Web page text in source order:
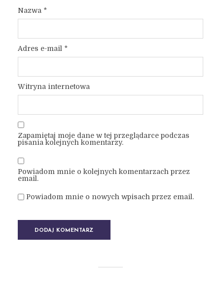
Nazwa *
Adres e-mail *
Witryna internetowa
Zapamiętaj moje dane w tej przeglądarce podczas
pisania kolejnych komentarzy.
Powiadom mnie o kolejnych komentarzach przez
email.
Powiadom mnie o nowych wpisach przez email.